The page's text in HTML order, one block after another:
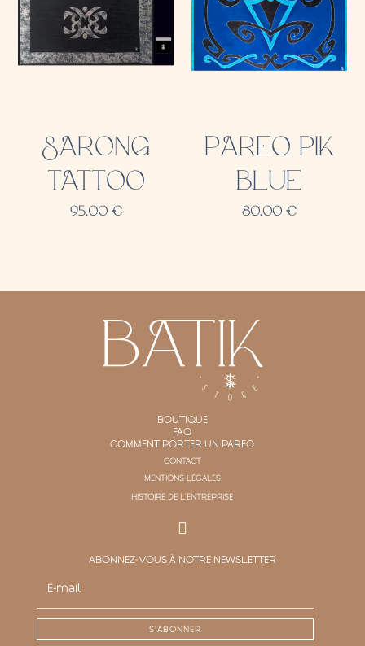
SARONG
TATTOO
95,00 €
PAREO PIK
BLUE
80,00 €
BOUTIQUE
FAQ
COMMENT PORTER UN PARÉO
CONTACT
MENTIONS LÉGALES
HISTOIRE DE L'ENTREPRISE
ABONNEZ-VOUS À NOTRE NEWSLETTER
S'ABONNER